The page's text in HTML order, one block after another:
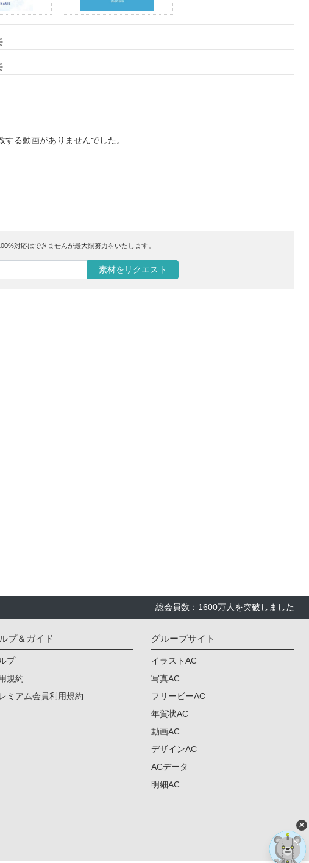
する動画がありませんでした。
対応はできませんが最大限努力をいたします。
素材をリクエスト
総会員数：1600万人を突破しました
プ＆ガイド
プ
規約
ミアム会員利用規約
グループサイト
イラストAC
写真AC
フリービーAC
年賀状AC
動画AC
デザインAC
ACデータ
明細AC
×